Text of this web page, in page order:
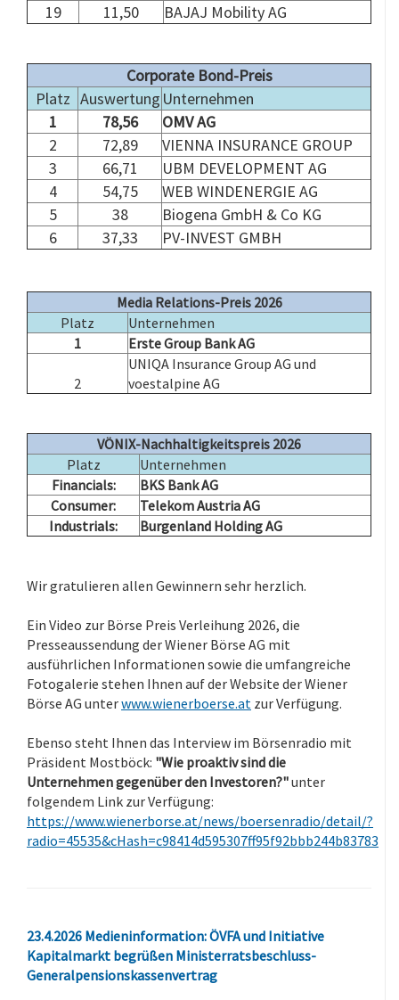
19
11,50 BAJAJ Mobility AG
Corporate Bond-Preis
Platz Auswertung Unternehmen
1
78,56
OMV AG
2
72,89
VIENNA INSURANCE GROUP
3
66,71
UBM DEVELOPMENT AG
4
54,75
WEB WINDENERGIE AG
5
38
Biogena GmbH & Co KG
6
37,33 PV-INVEST GMBH
Media Relations-Preis 2026
Platz
Unternehmen
1
Erste Group Bank AG
2
UNIQA Insurance Group AG und
voestalpine AG
VÖNIX-Nachhaltigkeitspreis 2026
Platz
Unternehmen
Financials:
BKS Bank AG
Consumer:
Telekom Austria AG
Industrials:
Burgenland Holding AG
Wir gratulieren allen Gewinnern sehr herzlich.
Ein Video zur Börse Preis Verleihung 2026, die
Presseaussendung der Wiener Börse AG mit
ausführlichen Informationen sowie die umfangreiche
Fotogalerie stehen Ihnen auf der Website der Wiener
Börse AG unterwww.wienerboerse.at zur Verfügung.
Ebenso steht Ihnen das Interview im Börsenradio mit
Präsident Mostböck: "Wie proaktiv sind die
Unternehmen gegenüber den Investoren?"unter
folgendem Link zur Verfügung:
https://www.wienerborse.at/news/boersenradio/detail/?
radio=45535&cHash=c98414d595307ff95f92bbb244b83783
23.4.2026 Medieninformation:ÖVFA und Initiative
Kapitalmarkt begrüßen Ministerratsbeschluss-
Generalpensionskassenvertrag